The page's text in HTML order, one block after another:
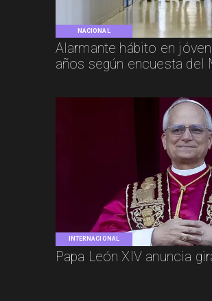
NACIONAL
Alarmante hábito en
años según encuesta del
INTERNACIONAL
Papa León XIV anuncia